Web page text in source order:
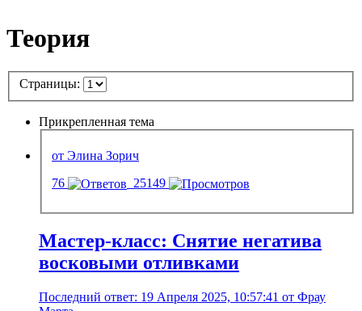
Теория
Страницы:
Прикрепленная тема
от Элина Зорич
76
25149
Мастер-класс: Снятие негатива
восковыми отливками
Последний ответ: 19 Апреля 2025, 10:57:41 от Фрау